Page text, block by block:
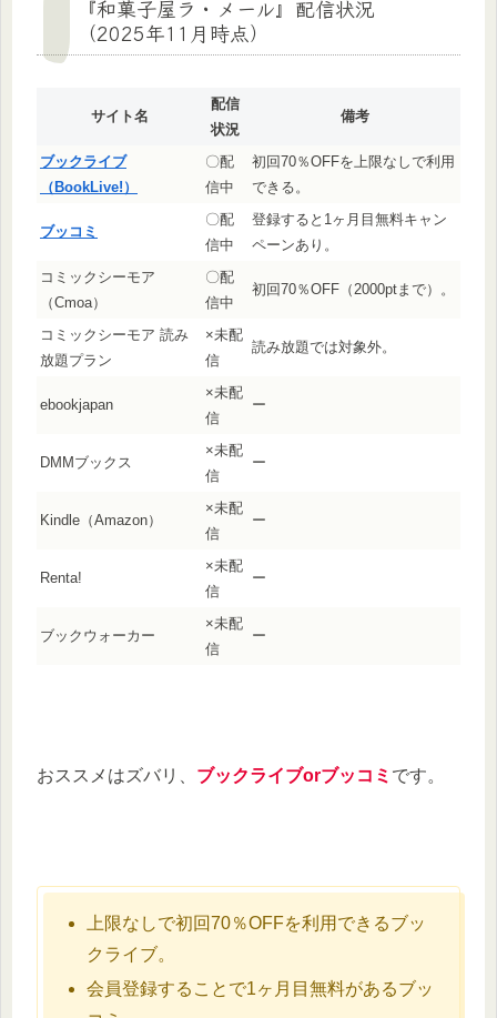
『和菓子屋ラ・メール』配信状況
（2025年11月時点）
サイト名
配信
状況
備考
ブックライブ
（BookLive!）
〇配
信中
初回70％OFFを上限なしで利用
できる。
ブッコミ
〇配
信中
登録すると1ヶ月目無料キャン
ペーンあり。
コミックシーモア
（Cmoa）
〇配
信中
初回70％OFF（2000ptまで）。
コミックシーモア 読み
放題プラン
×未配
信
読み放題では対象外。
ebookjapan
×未配
信
ー
DMMブックス
×未配
信
ー
Kindle（Amazon）
×未配
信
ー
Renta!
×未配
信
ー
ブックウォーカー
×未配
信
ー
おススメはズバリ、 ブックライブorブッコミ です。
上限なしで初回70％OFFを利用できるブッ
クライブ。
会員登録することで1ヶ月目無料があるブッ